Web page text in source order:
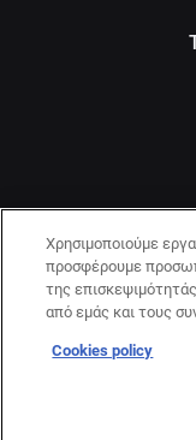
Χρησιμοποιούμε
προσφέρουμε
της
από εμάς και τους
Cookies policy